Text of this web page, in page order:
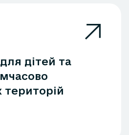
дітей та
територій